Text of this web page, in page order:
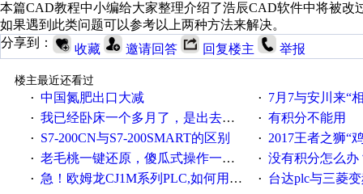
本篇CAD教程中小编给大家整理介绍了浩辰CAD软件中将被
如果遇到此类问题可以参考以上两种方法来解决。
分享到：
收藏 邀请回答 回复楼主 举报
楼主最近还看过
· 中国氮肥出口大减 · 7月7与安川来“
· 我已经卧床一个多月了，是出去安装机械手在高速遭遇车祸所致:大家工作都要特别注意啊 · 有积分不能用
· S7-200CN与S7-200SMART的区别 · 2017王者之狮“鸡”情签到
· 老毛桃一键还原，傻瓜式操作一键轻松备份还原；程序为向导式安装，一键即可实现自动备份或还原系统。 · 没有积分怎么办
· 急！欧姆龙CJ1M系列PLC,如何用时间控制变频器。要求时间在组态王中可以自由输入！拜托各位大神了！ · 台达plc与三菱